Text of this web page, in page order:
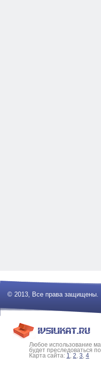
© 2013, Все права защищены.
Любое использование
будет преследоваться
Карта сайта: 1 , 2 3 4